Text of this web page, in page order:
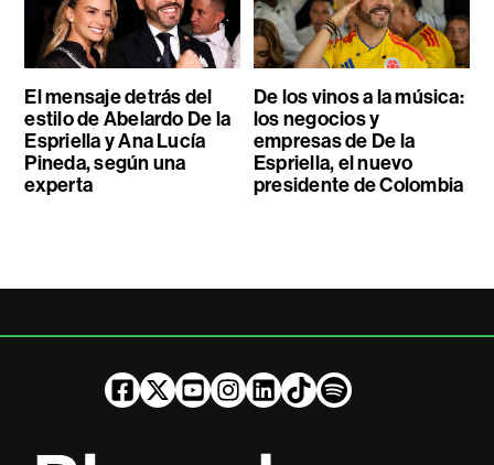
El mensaje detrás del
estilo de Abelardo De la
Espriella y Ana Lucía
Pineda, según una
experta
De los vinos a la música:
los negocios y
empresas de De la
Espriella, el nuevo
presidente de Colombia